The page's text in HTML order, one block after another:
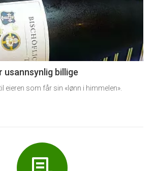
usannsynlig billige
eieren som får sin «lønn i himmelen».